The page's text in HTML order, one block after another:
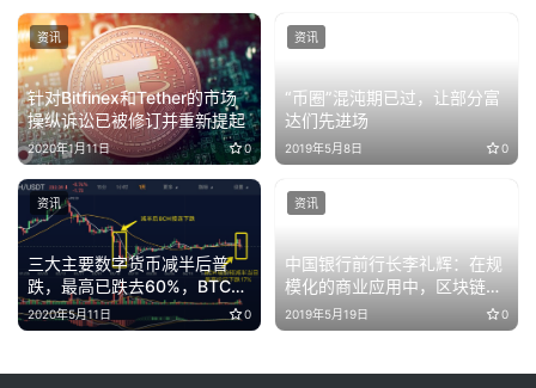
针对Bitfinex和Tether的市场
操纵诉讼已被修订并重新提起
2020年1月11日 0
资讯
“币圈”混沌期已过，让部分富
达们先进场
2019年5月8日 0
资讯
三大主要数字货币减半后普
跌，最高已跌去60%，BTC是
否能摆脱减半魔咒？
2020年5月11日 0
资讯
中国银行前行长李礼辉：在规
模化的商业应用中，区块链技
术平台必须与现有信息技术平
台链接
2019年5月19日 0
资讯